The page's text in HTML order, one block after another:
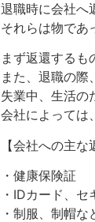
退職時に会社へ
それらは物であ
まず返還するも
また、退職の際
失業中、生活の
会社によっては
【会社への主な
・健康保険証
・IDカード、
・制服、制帽な